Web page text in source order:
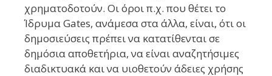
χρηματοδοτούν. Οι όροι π.χ. που θέτει το
Ίδρυμα Gates, ανάμεσα στα άλλα, είναι, ότι οι
δημοσιεύσεις πρέπει να κατατίθενται σε
δημόσια αποθετήρια, να είναι αναζητήσιμες
διαδικτυακά και να υιοθετούν άδειες χρήσης